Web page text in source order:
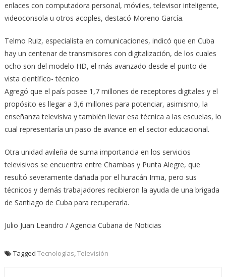
enlaces con computadora personal, móviles, televisor inteligente,
videoconsola u otros acoples, destacó Moreno García.
Telmo Ruiz, especialista en comunicaciones, indicó que en Cuba
hay un centenar de transmisores con digitalización, de los cuales
ocho son del modelo HD, el más avanzado desde el punto de
vista científico- técnico
Agregó que el país posee 1,7 millones de receptores digitales y el
propósito es llegar a 3,6 millones para potenciar, asimismo, la
enseñanza televisiva y también llevar esa técnica a las escuelas, lo
cual representaría un paso de avance en el sector educacional.
Otra unidad avileña de suma importancia en los servicios
televisivos se encuentra entre Chambas y Punta Alegre, que
resultó severamente dañada por el huracán Irma, pero sus
técnicos y demás trabajadores recibieron la ayuda de una brigada
de Santiago de Cuba para recuperarla.
Julio Juan Leandro / Agencia Cubana de Noticias
Tagged Tecnologías,Televisión